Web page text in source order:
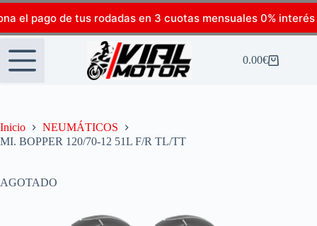
el pago de tus rodadas en 3 cuotas mensuales 0% interés
0.00€
Inicio
NEUMÁTICOS
MI. BOPPER 120/70-12 51L F/R TL/TT
AGOTADO